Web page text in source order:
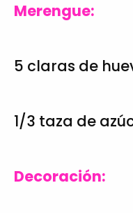
Merengue:
5 claras de
1/3 taza de
Decoración: